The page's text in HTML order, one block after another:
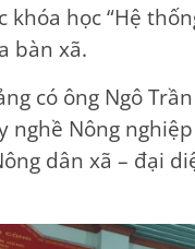
khóa học “Hệ
bàn xã.
có ông Ngô
Nông
dân xã – đại